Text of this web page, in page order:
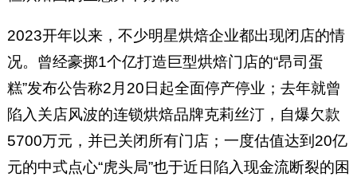
2023开年以来，不少明星烘焙企业都出现闭店的情
况。曾经豪掷1个亿打造巨型烘焙门店的“昂司蛋
糕”发布公告称2月20日起全面停产停业；去年就曾
陷入关店风波的连锁烘焙品牌克莉丝汀，自爆欠款
5700万元，并已关闭所有门店；一度估值达到20亿
元的中式点心“虎头局”也于近日陷入现金流断裂的困